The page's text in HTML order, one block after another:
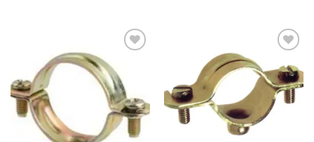
lista de
deseos
a la
lista de
deseos